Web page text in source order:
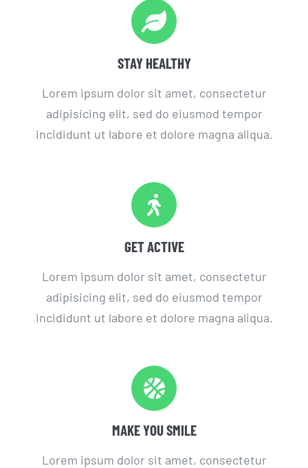
STAY HEALTHY
Lorem ipsum dolor sit amet, consectetur
adipisicing elit, sed do eiusmod tempor
incididunt ut labore et dolore magna aliqua.
GET ACTIVE
Lorem ipsum dolor sit amet, consectetur
adipisicing elit, sed do eiusmod tempor
incididunt ut labore et dolore magna aliqua.
MAKE YOU SMILE
Lorem ipsum dolor sit amet, consectetur